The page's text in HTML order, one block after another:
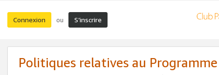
Connexion ou S’inscrire
Politiques relatives au